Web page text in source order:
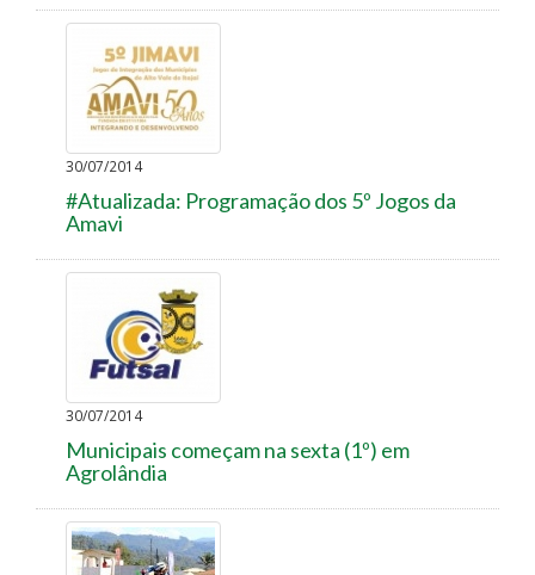
30/07/2014
#Atualizada: Programação dos 5º Jogos da
Amavi
30/07/2014
Municipais começam na sexta (1º) em
Agrolândia